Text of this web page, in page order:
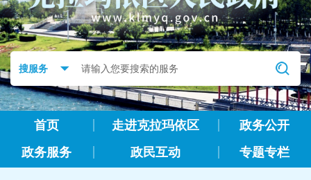
首页 走进克拉玛依区
政务公开
政务服务
政民互动 专题专栏